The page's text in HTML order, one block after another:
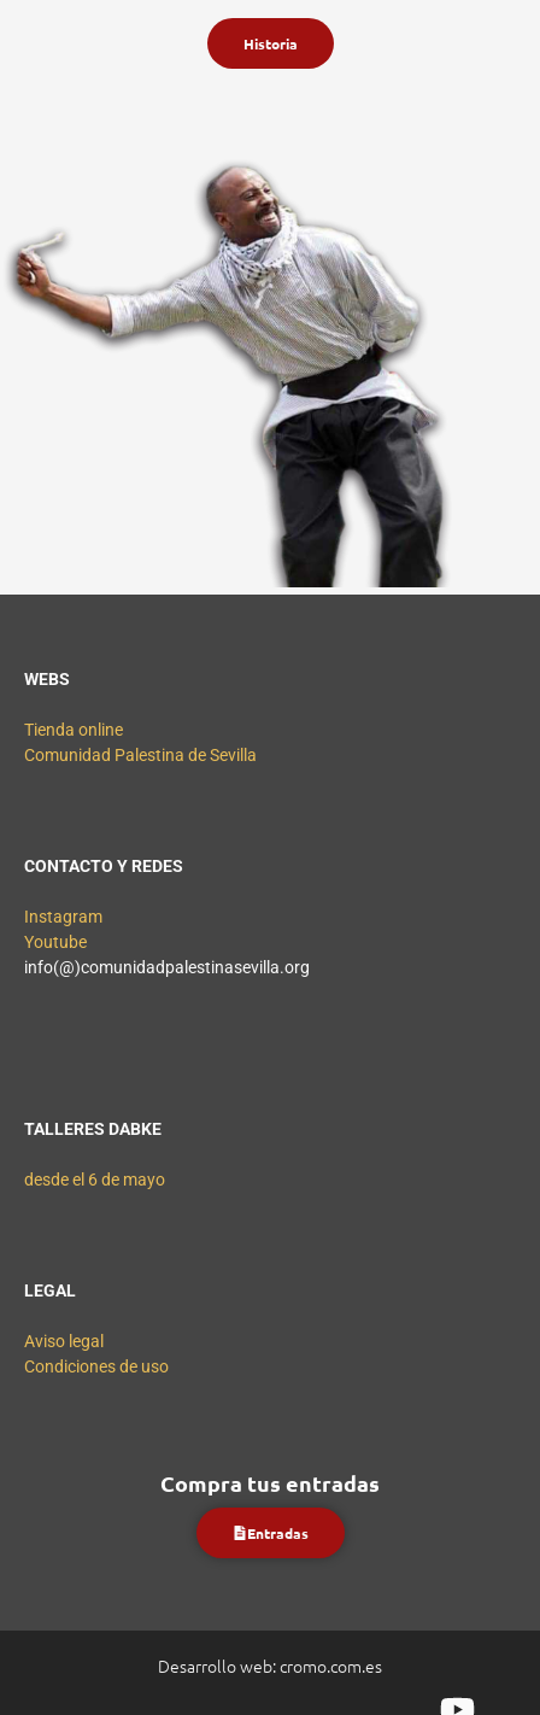
Historia
WEBS
Tienda online
Comunidad Palestina de Sevilla
CONTACTO Y REDES
Instagram
Youtube
info(@)comunidadpalestinasevilla.org
TALLERES DABKE
desde el 6 de mayo
LEGAL
Aviso legal
Condiciones de uso
Compra tus entradas
Entradas
Desarrollo web:cromo.com.es